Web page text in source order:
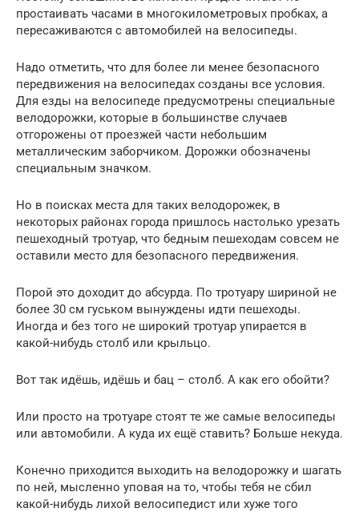
простаивать часами в многокилометровых пробках, а
пересаживаются с автомобилей на велосипеды.
Надо отметить, что для более ли менее безопасного
передвижения на велосипедах созданы все условия.
Для езды на велосипеде предусмотрены специальные
велодорожки, которые в большинстве случаев
отгорожены от проезжей части небольшим
металлическим заборчиком. Дорожки обозначены
специальным значком.
Но в поисках места для таких велодорожек, в
некоторых районах города пришлось настолько урезать
пешеходный тротуар, что бедным пешеходам совсем не
оставили место для безопасного передвижения.
Порой это доходит до абсурда. По тротуару шириной не
более 30 см гуськом вынуждены идти пешеходы.
Иногда и без того не широкий тротуар упирается в
какой-нибудь столб или крыльцо.
Вот так идёшь, идёшь и бац – столб. А как его обойти?
Или просто на тротуаре стоят те же самые велосипеды
или автомобили. А куда их ещё ставить? Больше некуда.
Конечно приходится выходить на велодорожку и шагать
по ней, мысленно уповая на то, чтобы тебя не сбил
какой-нибудь лихой велосипедист или хуже того